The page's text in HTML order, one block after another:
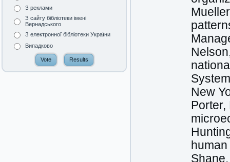
З реклами
З сайту бібліотеки імені
Вернадського
З електронної бібліотеки України
Випадково
New
Porter,